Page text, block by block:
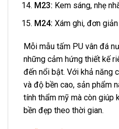
M23: Kem sáng, nhẹ
M24: Xám ghi, đơn
Mỗi mẫu tấm PU vân đá
những cảm hứng thiết kế
đến nổi bật. Với khả năng
và độ bền cao, sản phẩm
tính thẩm mỹ mà còn giúp
bền đẹp theo thời gian.